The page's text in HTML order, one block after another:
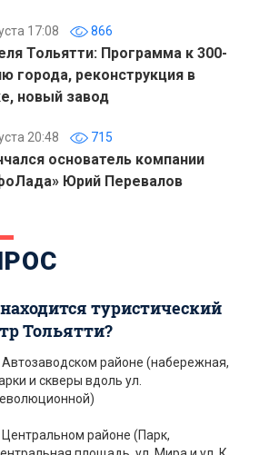
17:08 866
Тольятти: Программа к 300-
города, реконструкция в
новый завод
20:48 715
основатель компании
Юрий Перевалов
туристический
Тольятти?
Автозаводском районе (набережная,
и скверы вдоль ул.
Центральном районе (Парк,